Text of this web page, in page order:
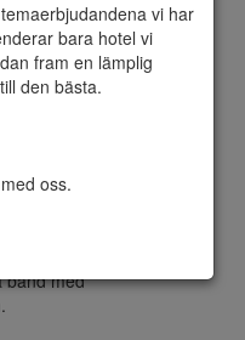
vi har
bara hotel vi
fram en lämplig
den bästa.
oss.
som den
som
och delar
på grund av
band med